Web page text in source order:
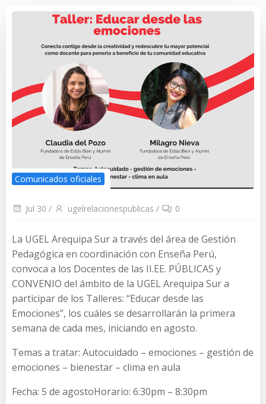
Comunicados oficiales
Jul 30 / ugelrelacionespublicas / 0
La UGEL Arequipa Sur a través del área de Gestión
Pedagógica en coordinación con Enseña Perú,
convoca a los Docentes de las II.EE. PÚBLICAS y
CONVENIO del ámbito de la UGEL Arequipa Sur a
participar de los Talleres: “Educar desde las
Emociones”, los cuáles se desarrollarán la primera
semana de cada mes, iniciando en agosto.
Temas a tratar: Autocuidado – emociones – gestión de
emociones – bienestar – clima en aula
Fecha: 5 de agostoHorario: 6:30pm – 8:30pm